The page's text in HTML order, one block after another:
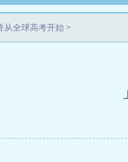
从全球高考开始 >